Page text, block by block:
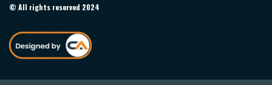
© All rights reserved 2024